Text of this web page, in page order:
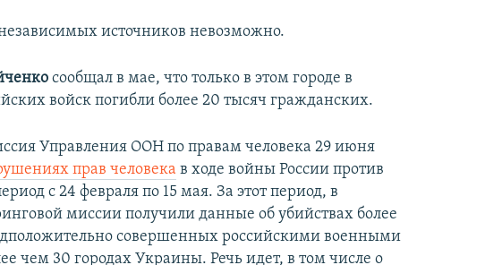
источников невозможно.
сообщал в мае, что только в этом городе в
войск погибли более 20 тысяч гражданских.
Управления ООН по правам человека 29 июня
прав человека в ходе войны России против
с 24 февраля по 15 мая. За этот период, в
миссии получили данные об убийствах более
совершенных российскими военными
чем 30 городах Украины. Речь идет, в том числе о